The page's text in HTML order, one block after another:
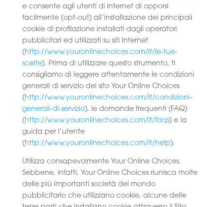
e consente agli utenti di Internet di opporsi
facilmente (opt-out) all’installazione dei principali
cookie di profilazione installati dagli operatori
pubblicitari ed utilizzati su siti Internet
(http://www.youronlinechoices.com/it/le-tue-
scelte). Prima di utilizzare questo strumento, ti
consigliamo di leggere attentamente le condizioni
generali di servizio del sito Your Online Choices
(http://www.youronlinechoices.com/it/condizioni-
generali-di-servizio), le domande frequenti (FAQ)
(http://www.youronlinechoices.com/it/faqs) e la
guida per l’utente
(http://www.youronlinechoices.com/it/help).
Utilizza consapevolmente Your Online Choices.
Sebbene, infatti, Your Online Choices riunisca molte
delle più importanti società del mondo
pubblicitario che utilizzano cookie, alcune delle